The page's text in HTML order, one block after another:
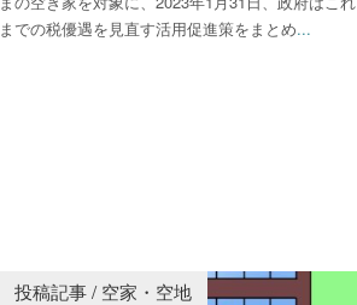
までの税優遇を見直す活用促進策をまとめ...
投稿記事/空家・空地